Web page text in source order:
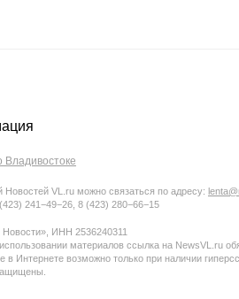
Владивостоке
Новостей VL.ru можно связаться по адресу:
241−49−26, 8 (423) 280−66−15
ИНН 2536240311
материалов ссылка на NewsVL.ru
в Интернете возможно только при наличии